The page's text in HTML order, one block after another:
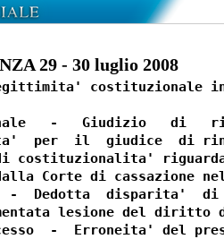
29 - 30 luglio 2008
costituzionale
-   Giudizio   di
per  il  giudice  di
costituzionalita'
Corte di cassazione
-  Dedotta  disparita'
lesione del diritto
-  Erroneita' del